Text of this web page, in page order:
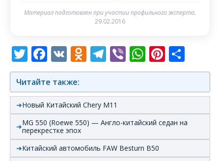
Материал подготовлен при участии профильного эксперта.
29.02.2016
Twitter
Facebook
VK Odnoklassniki
Telegram
Viber
Читайте также:
Новый Китайский Chery M11
MG 550 (Roewe 550) — Англо-китайский седан на
перекрестке эпох
Китайский автомобиль FAW Besturn B50